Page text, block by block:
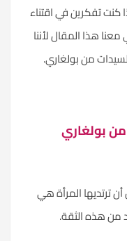
كنت تفكرين في اقتناء
هذا المقال لأننا
من بولغاري.
بولغاري
ترتديها المرأة هي
من هذه الثقة.